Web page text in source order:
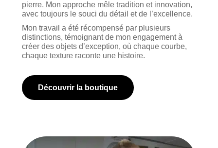
pierre. Mon approche mêle tradition et innovation,
avec toujours le souci du détail et de l’excellence.
Mon travail a été récompensé par plusieurs
distinctions, témoignant de mon engagement à
créer des objets d’exception, où chaque courbe,
chaque texture raconte une histoire.
Découvrir la boutique